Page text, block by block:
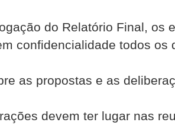
do Relatório Final, os
confidencialidade todos os
as propostas e as
devem ter lugar nas